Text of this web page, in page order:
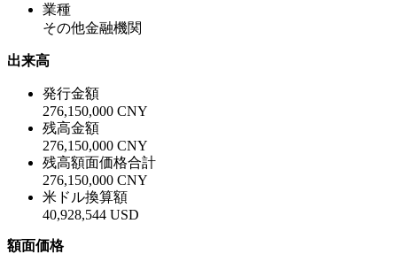
業種
その他金融機関
出来高
発行金額
276,150,000 CNY
残高金額
276,150,000 CNY
残高額面価格合計
276,150,000 CNY
米ドル換算額
40,928,544 USD
額面価格